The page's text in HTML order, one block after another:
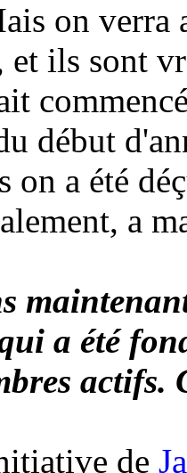
on verra
et ils sont
début
on a été
a
a été
actifs.
de